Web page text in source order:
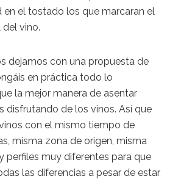
en el tostado los que marcaran el
vino.
dejamos con una propuesta de
en práctica todo lo
la mejor manera de asentar
disfrutando de los vinos. Así que
con el mismo tiempo de
misma zona de origen, misma
perfiles muy diferentes para que
las diferencias a pesar de estar